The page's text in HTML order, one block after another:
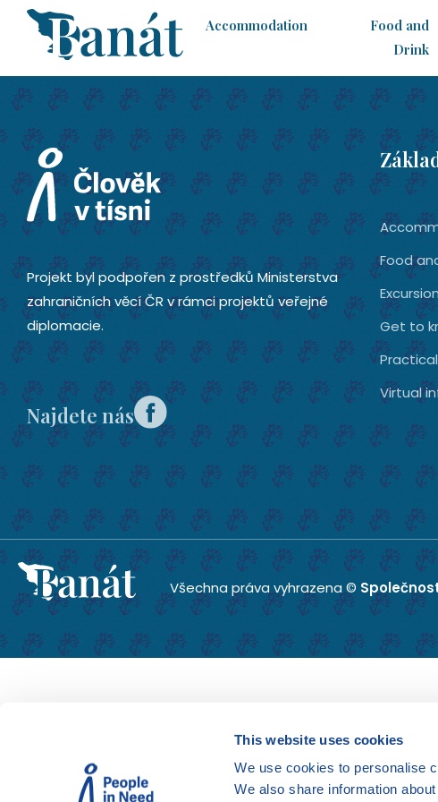
This website uses cookies
We use cookies to personalise
We also share information
Accommodation
Food and
Drink
Projekt byl podpořen z prostředků Ministerstva
zahraničních věcí ČR v rámci projektů veřejné
diplomacie.
Najdete nás
Food
Get to
Virtual
Všechna práva vyhrazena ©